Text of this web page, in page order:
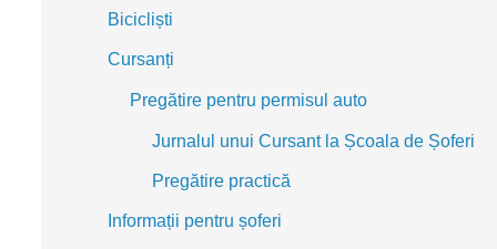
Bicicliști
Cursanți
Pregătire pentru permisul auto
Jurnalul unui Cursant la Școala de Șoferi
Pregătire practică
Informații pentru șoferi